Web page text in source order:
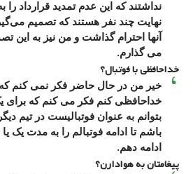
نداشتند که این عدم تمدید قرارداد را
نهایت چند نفر هستند که تصمیم
آنها احترام گذاشت و من نیز به این
می گذارم.
خداحافظی با فوتبال؟
خیر من در حال حاضر فکر نمی کنم که
خداحافظی کنم فکر می کنم که برای
بتوانم به عنوان فوتبالیست در تیم
باشم تا ادامه فوتبالم را به مدت یک
ادامه دهم.
پیغامتان به هوادارن؟